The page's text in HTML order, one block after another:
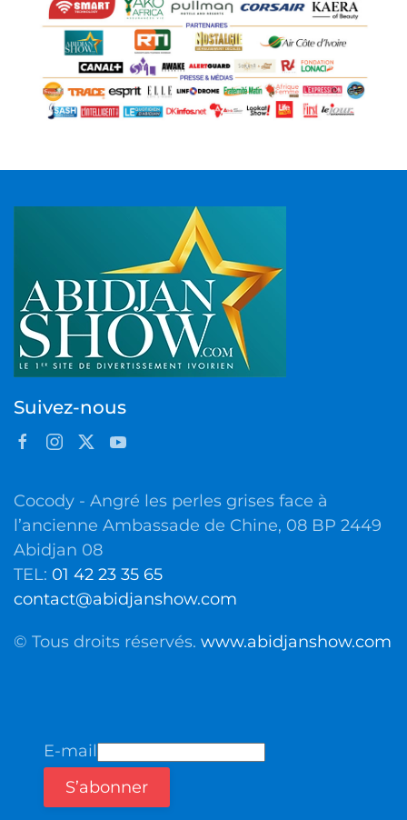
Suivez-nous
Cocody - Angré les perles grises face à
l’ancienne Ambassade de Chine, 08 BP 2449
Abidjan 08
TEL: 01 42 23 35 65
contact@abidjanshow.com
© Tous droits réservés. www.abidjanshow.com
E-mail
S’abonner